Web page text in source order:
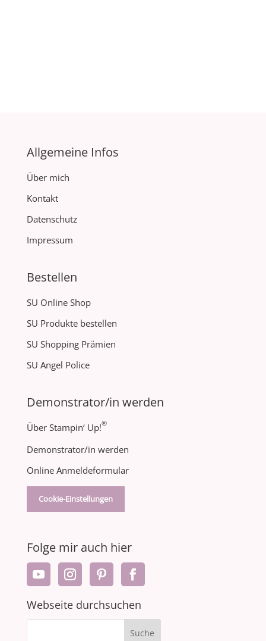
Allgemeine Infos
Über mich
Kontakt
Datenschutz
Impressum
Bestellen
SU Online Shop
SU Produkte bestellen
SU Shopping Prämien
SU Angel Police
Demonstrator/in werden
Über Stampin‘ Up!®
Demonstrator/in werden
Online Anmeldeformular
Cookie-Einstellungen
Folge mir auch hier
Webseite durchsuchen